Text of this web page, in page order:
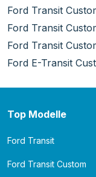
Ford Transit
Ford Transit
Ford Transit
Ford E-Transit
Top Modelle
Ford Transit
Ford Transit Custom